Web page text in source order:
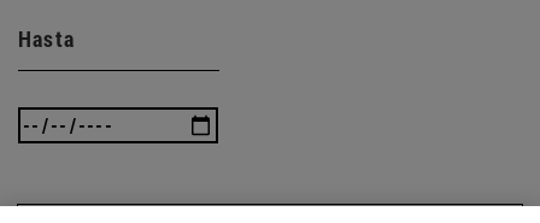
Hasta